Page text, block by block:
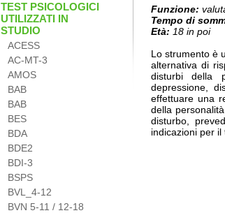
TEST PSICOLOGICI
UTILIZZATI IN
STUDIO
ACESS
AC-MT-3
AMOS
BAB
BAB
BES
BDA
BDE2
BDI-3
BSPS
BVL_4-12
BVN 5-11 / 12-18
Funzione:
Tempo di
Età: 18 in poi
Lo strumento è
alternativa di
disturbi della
depressione,
effettuare una
della
disturbo,
indicazioni per il